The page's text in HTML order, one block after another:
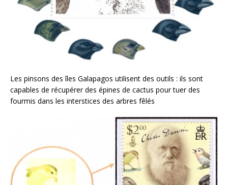
Les pinsons des îles Galapagos utilisent des outils : ils sont
capables de récupérer des épines de cactus pour tuer des
fourmis dans les interstices des arbres fêlés